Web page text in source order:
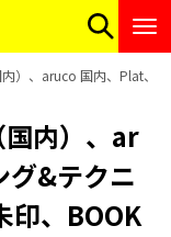
）、aruco 国内、Plat、
内）、ar
&テクニ
、BOOK